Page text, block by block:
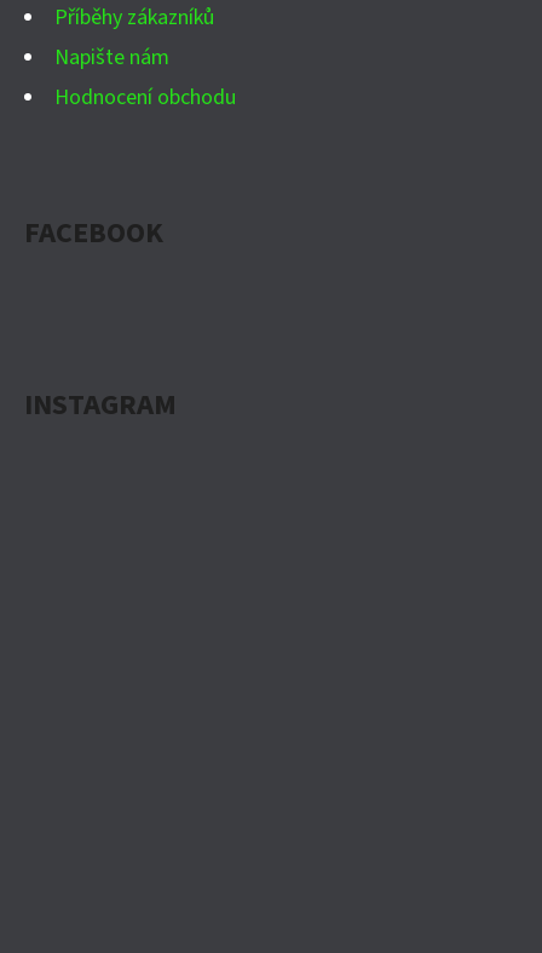
Příběhy zákazníků
Napište nám
Hodnocení obchodu
FACEBOOK
INSTAGRAM